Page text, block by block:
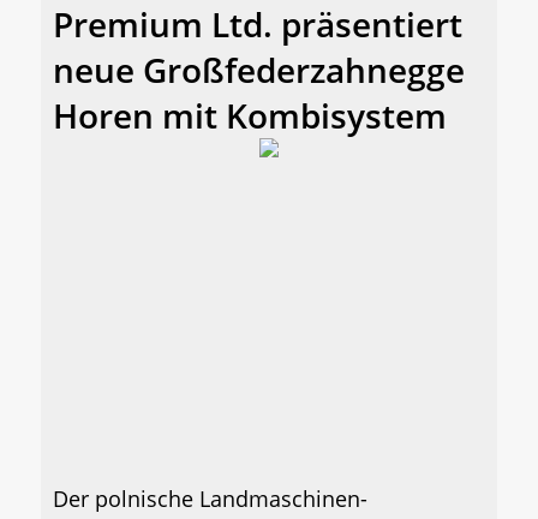
Premium Ltd. präsentiert
neue Großfederzahnegge
Horen mit Kombisystem
Der polnische Landmaschinen-